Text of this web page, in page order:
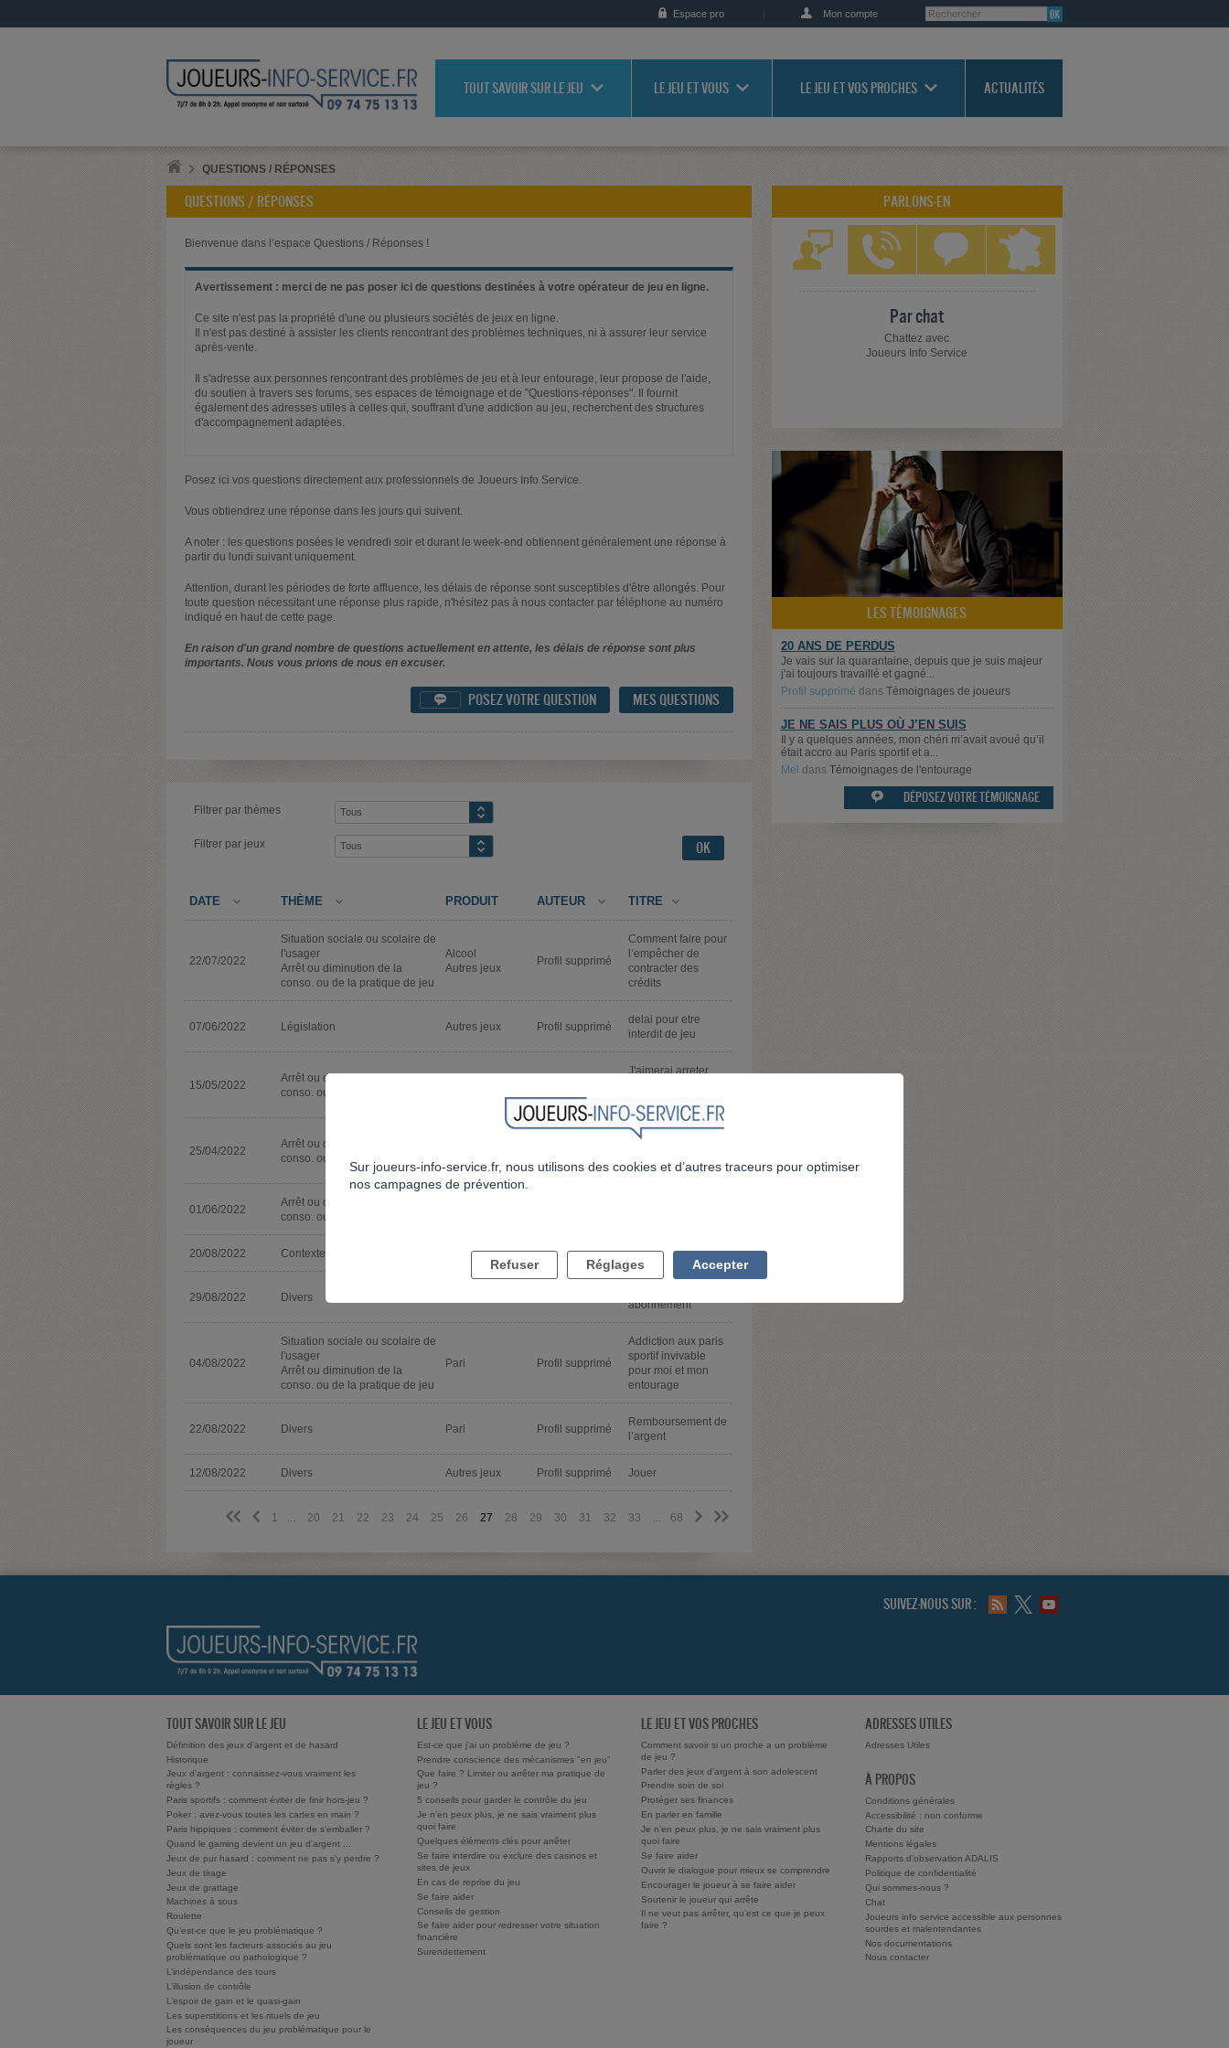
Espace pro Mon compte
TOUT SAVOIR SUR LE JEU LE JEU ET VOUS LE JEU ET VOS PROCHES ACTUALITÉS
QUESTIONS / RÉPONSES
QUESTIONS / RÉPONSES
Bienvenue dans l’espace Questions / Réponses !
Avertissement : merci de ne pas poser ici de questions destinées à votre opérateur de jeu en ligne.
Ce site n'est pas la propriété d'une ou plusieurs sociétés de jeux en ligne.
Il n'est pas destiné à assister les clients rencontrant des problèmes techniques, ni à assurer leur service
après-vente.
Il s'adresse aux personnes rencontrant des problèmes de jeu et à leur entourage, leur propose de l'aide,
du soutien à travers ses forums, ses espaces de témoignage et de "Questions-réponses". Il fournit
également des adresses utiles à celles qui, souffrant d'une addiction au jeu, recherchent des structures
d'accompagnement adaptées.
Posez ici vos questions directement aux professionnels de Joueurs Info Service.
Vous obtiendrez une réponse dans les jours qui suivent.
A noter : les questions posées le vendredi soir et durant le week-end obtiennent généralement une réponse à
partir du lundi suivant uniquement.
Attention, durant les périodes de forte affluence, les délais de réponse sont susceptibles d'être allongés. Pour
toute question nécessitant une réponse plus rapide, n'hésitez pas à nous contacter par téléphone au numéro
indiqué en haut de cette page.
En raison d'un grand nombre de questions actuellement en attente, les délais de réponse sont plus
importants. Nous vous prions de nous en excuser.
 POSEZ VOTRE QUESTION MES QUESTIONS
Filtrer par thèmes
Filtrer par jeux
DATE THÈME PRODUIT AUTEUR TITRE
22/07/2022
Situation sociale ou scolaire de
l'usager
Arrêt ou diminution de la
conso. ou de la pratique de jeu
Alcool
Autres jeux
Profil supprimé
Comment faire pour
l’empêcher de
contracter des
crédits
07/06/2022 Législation Autres jeux Profil supprimé
delai pour etre
interdit de jeu
15/05/2022
Arrêt ou diminution de la
conso. ou de la pratique de jeu
J'aimerai arreter
25/04/2022
Arrêt ou diminution de la
conso. ou de la pratique de jeu
Comment faire avec
aux jeux en lignes
01/06/2022
Arrêt ou diminution de la
conso. ou de la pratique de jeu
20/08/2022 Contexte spécifique Casino Profil supprimé Accrod
29/08/2022 Divers
abonnement
04/08/2022
Situation sociale ou scolaire de
l'usager
Arrêt ou diminution de la
conso. ou de la pratique de jeu
Pari Profil supprimé
Addiction aux paris
sportif invivable
pour moi et mon
entourage
22/08/2022 Divers Pari Profil supprimé
Remboursement de
l’argent
12/08/2022 Divers Autres jeux Profil supprimé Jouer
<< < 1 ... 20 21 22 23 24 25 26 27 28 29 30 31 32 33 ... 68 > >>
PARLONS-EN
Par chat
Chattez avec
Joueurs Info Service
LES TÉMOIGNAGES
20 ANS DE PERDUS
Je vais sur la quarantaine, depuis que je suis majeur
j'ai toujours travaillé et gagné...
Profil supprimé dans Témoignages de joueurs
JE NE SAIS PLUS OÙ J’EN SUIS
Il y a quelques années, mon chéri m’avait avoué qu’il
était accro au Paris sportif et a...
Mel dans Témoignages de l'entourage
 DÉPOSEZ VOTRE TÉMOIGNAGE
SUIVEZ-NOUS SUR :
TOUT SAVOIR SUR LE JEU
Définition des jeux d’argent et de hasard
Historique
Jeux d'argent : connaissez-vous vraiment les
règles ?
Paris sportifs : comment éviter de finir hors-jeu ?
Poker : avez-vous toutes les cartes en main ?
Paris hippiques : comment éviter de s'emballer ?
Quand le gaming devient un jeu d'argent ...
Jeux de pur hasard : comment ne pas s'y perdre ?
Jeux de tirage
Jeux de grattage
Machines à sous
Roulette
Qu’est-ce que le jeu problématique ?
Quels sont les facteurs associés au jeu
problématique ou pathologique ?
L’indépendance des tours
L’illusion de contrôle
L’espoir de gain et le quasi-gain
Les superstitions et les rituels de jeu
Les conséquences du jeu problématique pour le
joueur
LE JEU ET VOUS
Est-ce que j'ai un problème de jeu ?
Prendre conscience des mécanismes "en jeu"
Que faire ? Limiter ou arrêter ma pratique de
jeu ?
5 conseils pour garder le contrôle du jeu
Je n’en peux plus, je ne sais vraiment plus
quoi faire
Quelques éléments clés pour arrêter
Se faire interdire ou exclure des casinos et
sites de jeux
En cas de reprise du jeu
Se faire aider
Conseils de gestion
Se faire aider pour redresser votre situation
financière
Surendettement
LE JEU ET VOS PROCHES
Comment savoir si un proche a un problème
de jeu ?
Parler des jeux d'argent à son adolescent
Prendre soin de soi
Protéger ses finances
En parler en famille
Je n’en peux plus, je ne sais vraiment plus
quoi faire
Se faire aider
Ouvrir le dialogue pour mieux se comprendre
Encourager le joueur à se faire aider
Soutenir le joueur qui arrête
Il ne veut pas arrêter, qu’est ce que je peux
faire ?
ADRESSES UTILES
Adresses Utiles
À PROPOS
Conditions générales
Accessibilité : non conforme
Charte du site
Mentions légales
Rapports d'observation ADALIS
Politique de confidentialité
Qui sommes-nous ?
Chat
Joueurs info service accessible aux personnes
sourdes et malentendantes
Nos documentations
Nous contacter
Sur joueurs-info-service.fr, nous utilisons des cookies et d’autres traceurs pour optimiser
nos campagnes de prévention.
Refuser Réglages Accepter